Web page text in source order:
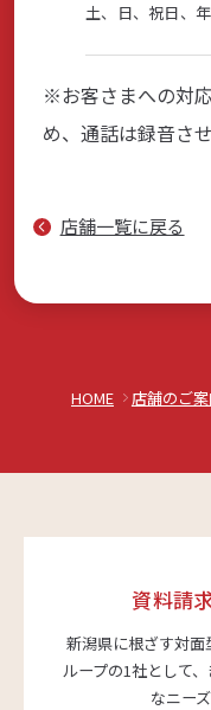
土、日、祝日、
※お客さまへの対
め、通話は録音さ
店舗一覧に戻る
HOME 店舗のご
資料請
新潟県に根ざす対
ループの1社として、
なニー